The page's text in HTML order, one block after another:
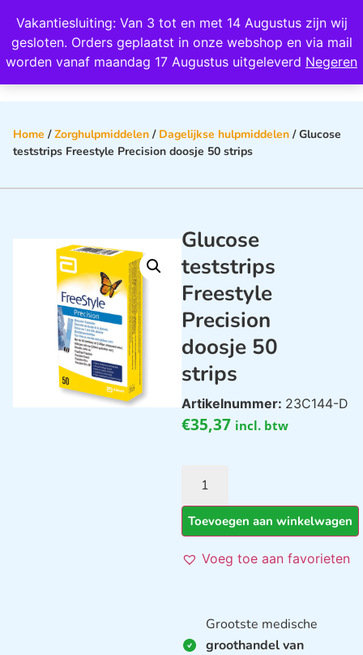
Vakantiesluiting: Van 3 tot en met 14 Augustus zijn wij
gesloten. Orders geplaatst in onze webshop en via mail
worden vanaf maandag 17 Augustus uitgeleverd Negeren
Wij scoren een 4,8 op Google
Home /Zorghulpmiddelen / Dagelijkse hulpmiddelen / Glucose
teststrips Freestyle Precision doosje 50 strips
Glucose
teststrips
Freestyle
Precision
doosje 50
strips
Artikelnummer: 23C144-D
€35,37 incl. btw
Toevoegen aan winkelwagen
Voeg toe aan favorieten
Grootste medische
groothandel van